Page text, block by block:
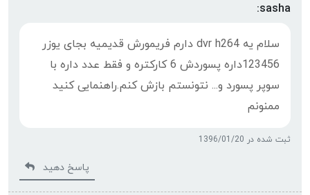
sasha:
سلام یه dvr h264 دارم فریمورش قدیمیه بجای یوزر
123456داره پسوردش 6 کارکتره و فقط عدد داره با
سوپر پسورد و... نتونستم بازش کنم.راهنمایی کنید
ممنونم
ثبت شده در 1396/01/20
پاسخ دهید